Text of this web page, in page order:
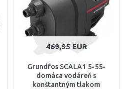
469,95 EUR
Grundfos SCALA1 5-55-
domáca vodáreň s
konštantným tlakom